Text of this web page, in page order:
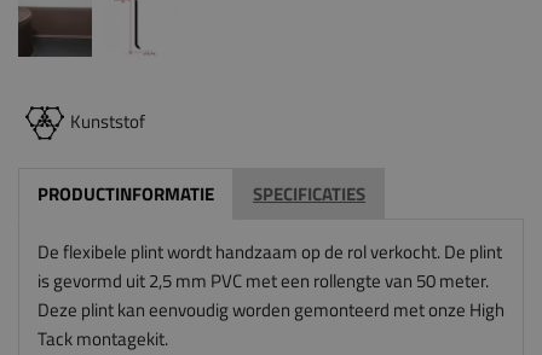
Kunststof
PRODUCTINFORMATIE SPECIFICATIES
De flexibele plint wordt handzaam op de rol verkocht. De plint
is gevormd uit 2,5 mm PVC met een rollengte van 50 meter.
Deze plint kan eenvoudig worden gemonteerd met onze High
Tack montagekit.